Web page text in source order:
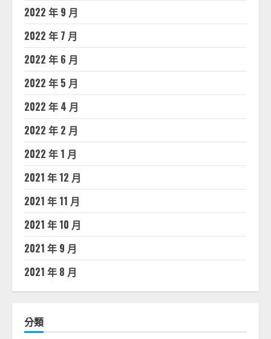
2022 年 9 月
2022 年 7 月
2022 年 6 月
2022 年 5 月
2022 年 4 月
2022 年 2 月
2022 年 1 月
2021 年 12 月
2021 年 11 月
2021 年 10 月
2021 年 9 月
2021 年 8 月
分類